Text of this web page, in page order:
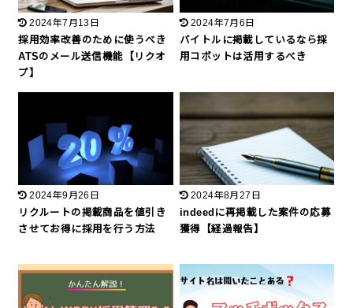
2024年7月13日
採用効率改善のために使うべき
ATSのメール送信機能【リクオ
プ】
2024年7月6日
バイトルに掲載しているなら採
用コボットは活用するべき
2024年9月26日
リクルートの掲載商品を値引き
させてお得に採用を行う方法
2024年8月27日
indeedに再掲載した案件の応募
獲得【経過報告】